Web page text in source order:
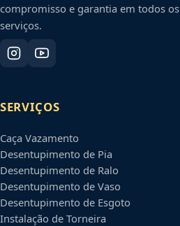
compromisso e garantia em todos os
serviços.
SERVIÇOS
Caça Vazamento
Desentupimento de Pia
Desentupimento de Ralo
Desentupimento de Vaso
Desentupimento de Esgoto
Instalação de Torneira